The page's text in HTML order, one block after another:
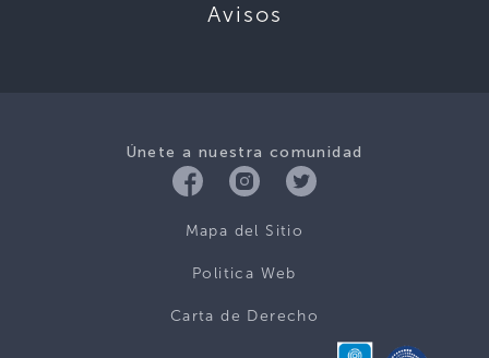
Avisos
Únete a nuestra comunidad
Mapa del Sitio
Politica Web
Carta de Derecho